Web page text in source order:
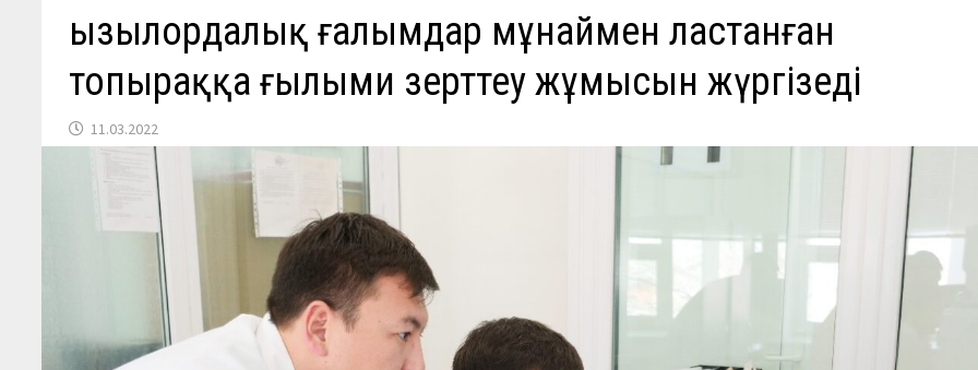
Қызылордалық ғалымдар мұнаймен ластанған
топыраққа ғылыми зерттеу жұмысын жүргізеді
11.03.2022